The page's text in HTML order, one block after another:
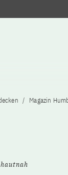
Magazin